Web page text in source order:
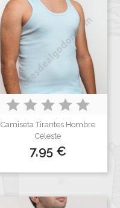
Camiseta Tirantes Hombre
Celeste
Precio
7,95 €